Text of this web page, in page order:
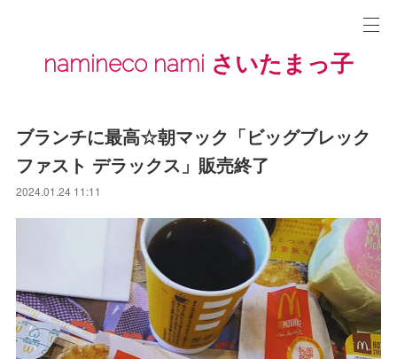
namineco nami さいたまっ子
ブランチに最高☆朝マック「ビッグブレック
ファスト デラックス」販売終了
2024.01.24 11:11